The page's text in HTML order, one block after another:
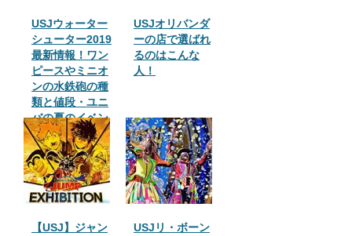
USJウォーター
シューター2019
最新情報！ワン
ピースやミニオ
ンの水鉄砲の種
類と値段・ユニ
バの夏のイベン
トまとめ
USJオリバンダ
ーの店で選ばれ
るのはこんな
人！
【USJ】ジャン
USJリ・ボーン